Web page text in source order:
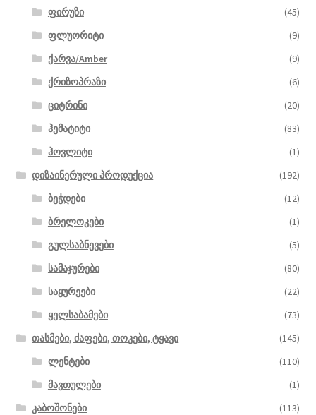
ფირუზი
(45)
ფლუორიტი
(9)
ქარვა/Amber
(9)
ქრიზოპრაზი
(6)
ციტრინი
(20)
ჰემატიტი
(83)
ჰოვლიტი
(1)
დიზაინერული პროდუქცია
(192)
ბეჭდები
(12)
ბრელოკები
(1)
გულსაბნევები
(5)
სამაჯურები
(80)
საყურეები
(22)
ყელსაბამები
(73)
თასმები, ძაფები, თოკები, ტყავი
(145)
ლენტები
(110)
მავთულები
(1)
კაბოშონები
(113)